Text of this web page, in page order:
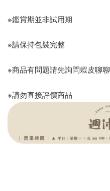
※鑑賞期並非試用期
※請保持包裝完整
※商品有問題請先詢問蝦皮聊聊
※請勿直接評價商品